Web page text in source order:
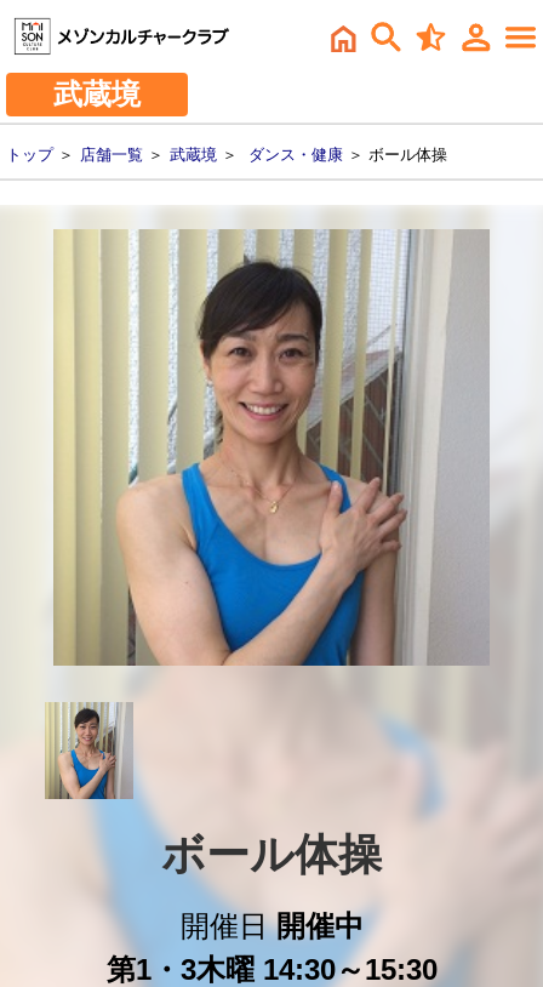
武蔵境
トップ＞ 店舗一覧 ＞ 武蔵境 ＞ ダンス・健康 ＞ ボール体操
ボール体操
開催日開催中
第1・3木曜 14:30～15:30